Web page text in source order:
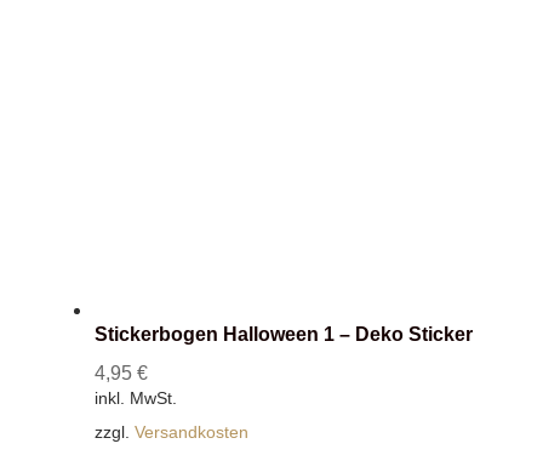
Stickerbogen Halloween 1 – Deko Sticker
4,95 €
inkl. MwSt.
zzgl. Versandkosten